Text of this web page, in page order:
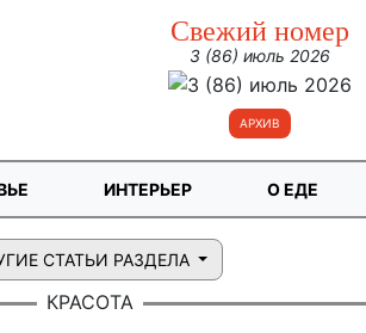
Свежий номер
3 (86) июль 2026
АРХИВ
ИНТЕРЬЕР О ЕДЕ
СТАТЬИ РАЗДЕЛА
КРАСОТА